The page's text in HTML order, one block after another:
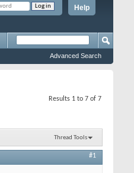
Help
Advanced Search
Results 1 to 7 of 7
Thread Tools
#1